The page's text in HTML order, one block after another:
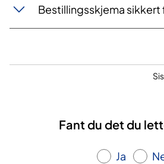
Bestillingsskjema sikkert
Fant du det du
Ja